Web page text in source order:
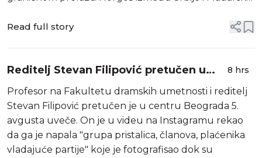
poslova Srbije. Tada je navede...
Read full story
Reditelj Stevan Filipović pretučen u
centru Beograda
8 hrs
Profesor na Fakultetu dramskih umetnosti i reditelj
Stevan Filipović pretučen je u centru Beograda 5.
avgusta uveče. On je u videu na Instagramu rekao
da ga je napala "grupa pristalica, članova, plaćenika
vladajuće partije" koje je fotografisao dok su